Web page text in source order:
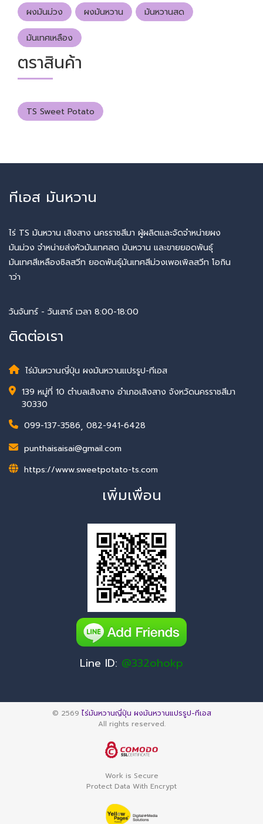
ผงมันม่วง ผงมันหวาน มันหวานสด
มันเทศเหลือง
ตราสินค้า
TS Sweet Potato
ทีเอส มันหวาน
ไร่ TS มันหวาน เสิงสาง นครราชสีมา ผู้ผลิตและจัดจำหน่ายผง
มันม่วง จำหน่ายส่งหัวมันเทศสด มันหวาน และขายยอดพันธุ์
มันเทศสีเหลืองซิลสวีท ยอดพันธุ์มันเทศสีม่วงเพอเพิลสวีท โอกิน
าว่า
วันจันทร์ - วันเสาร์ เวลา 8:00-18:00
ติดต่อเรา
ไร่มันหวานญี่ปุ่น ผงมันหวานแปรรูป-ทีเอส
139 หมู่ที่ 10 ตำบลเสิงสาง อำเภอเสิงสาง จังหวัดนครราชสีมา
30330
099-137-3586, 082-941-6428
punthaisaisai@gmail.com
https://www.sweetpotato-ts.com
เพิ่มเพื่อน
Line ID: @332ohokp
© 2569 ไร่มันหวานญี่ปุ่น ผงมันหวานแปรรูป-ทีเอส
All rights reserved.
Work is Secure
Protect Data With Encrypt